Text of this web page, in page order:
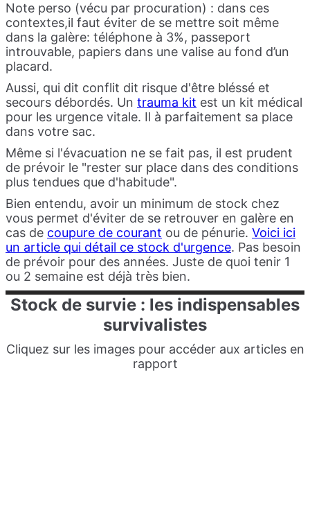
Note perso (vécu par procuration) : dans ces
contextes,il faut éviter de se mettre soit même
dans la galère: téléphone à 3%, passeport
introuvable, papiers dans une valise au fond d’un
placard.
Aussi, qui dit conflit dit risque d'être bléssé et
secours débordés. Un trauma kit est un kit médical
pour les urgence vitale. Il à parfaitement sa place
dans votre sac.
Même si l'évacuation ne se fait pas, il est prudent
de prévoir le "rester sur place dans des conditions
plus tendues que d'habitude".
Bien entendu, avoir un minimum de stock chez
vous permet d'éviter de se retrouver en galère en
cas de coupure de courant ou de pénurie. Voici ici
un article qui détail ce stock d'urgence. Pas besoin
de prévoir pour des années. Juste de quoi tenir 1
ou 2 semaine est déjà très bien.
Stock de survie : les indispensables
survivalistes
Cliquez sur les images pour accéder aux articles en
rapport